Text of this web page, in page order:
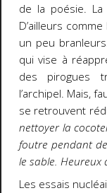
de la poésie. La
D’ailleurs
un peu
qui vise à
des pirogues
l’archipel. Mais,
se retrouvent
nettoyer la
foutre pendant
le sable. Heureux
Les essais